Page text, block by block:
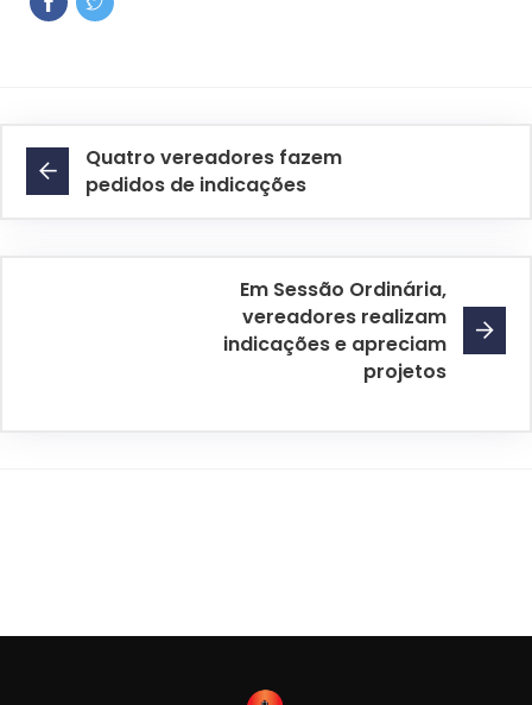
Quatro vereadores fazem
pedidos de indicações
Em Sessão Ordinária,
vereadores realizam
indicações e apreciam
projetos